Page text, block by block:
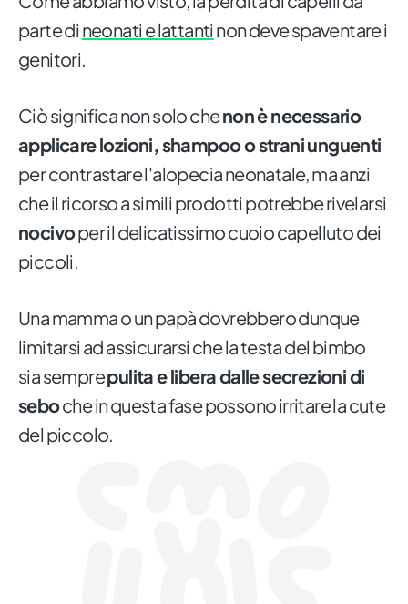
parte di neonati e lattanti non deve spaventare i
genitori.
Ciò significa non solo chenon è necessario
applicare lozioni, shampoo o strani unguenti
per contrastare l'alopecia neonatale, ma anzi
che il ricorso a simili prodotti potrebbe rivelarsi
nocivoper il delicatissimo cuoio capelluto dei
piccoli.
Una mamma o un papà dovrebbero dunque
limitarsi ad assicurarsi che la testa del bimbo
sia semprepulita e libera dalle secrezioni di
seboche in questa fase possono irritare la cute
del piccolo.